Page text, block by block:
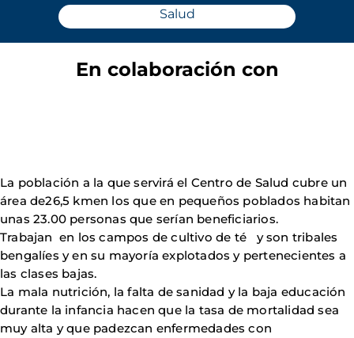
Salud
En colaboración con
La población a la que servirá el Centro de Salud cubre un
área de26,5 kmen los que en pequeños poblados habitan
unas 23.00 personas que serían beneficiarios.
Trabajan en los campos de cultivo de té y son tribales
bengalíes y en su mayoría explotados y pertenecientes a
las clases bajas.
La mala nutrición, la falta de sanidad y la baja educación
durante la infancia hacen que la tasa de mortalidad sea
muy alta y que padezcan enfermedades con